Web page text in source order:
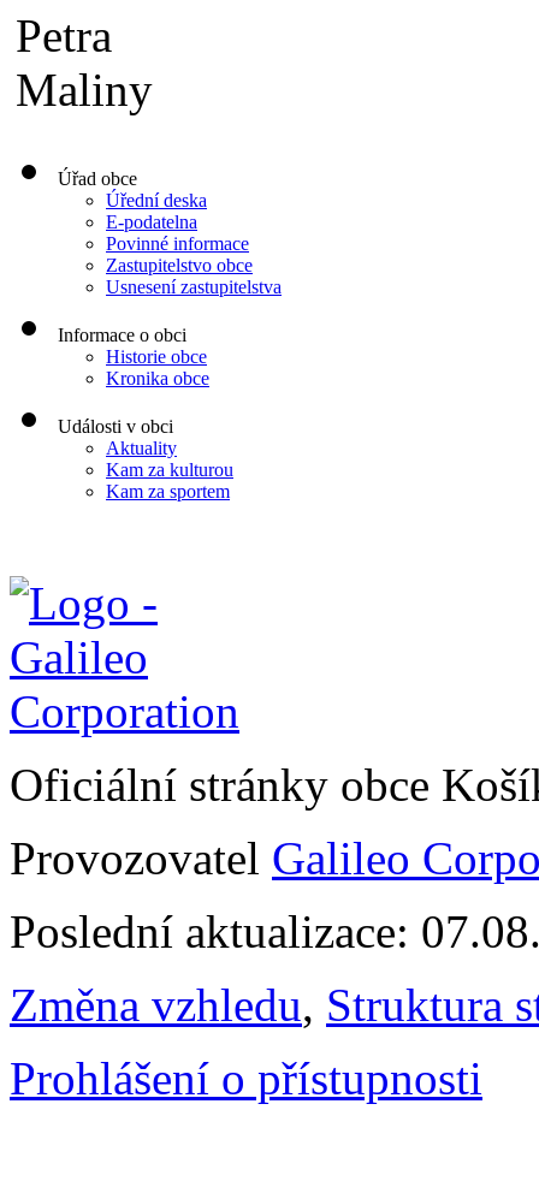
Úřad obce
Úřední deska
E-podatelna
Povinné informace
Zastupitelstvo obce
Usnesení zastupitelstva
Informace o obci
Historie obce
Kronika obce
Události v obci
Aktuality
Kam za kulturou
Kam za sportem
Oficiální stránky obce
Provozovatel Galileo
Poslední aktualizace:
Změna vzhledu, Struktura
Prohlášení o přístupnosti